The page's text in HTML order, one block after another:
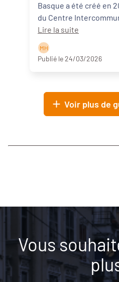
Basque a été créé en
Lire la suite
M H
Publié le 24/03/2026
Voir plus de
Vous